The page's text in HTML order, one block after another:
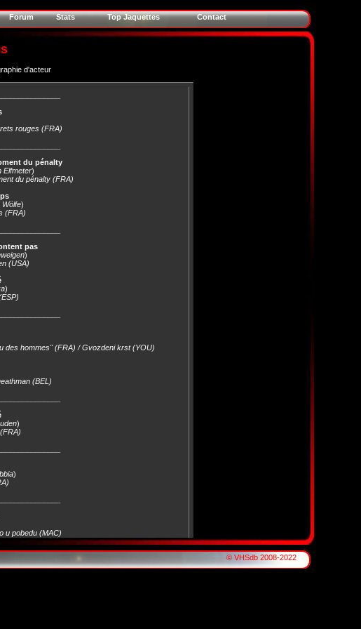
Forum Stats Top Jaquettes Contact
d'acteur
rouges (FRA)
du pénalty
Elfmeter)
du pénalty (FRA)
)
(FRA)
pas
)
(USA)
)
des hommes" (FRA) / Gvozdeni krst (YOU)
(BEL)
)
)
u pobedu (MAC)
© VHSdb 2008-2022